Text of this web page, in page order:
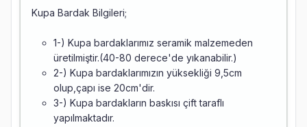
Kupa Bardak Bilgileri;
1-) Kupa bardaklarımız seramik malzemeden
üretilmiştir.(40-80 derece'de yıkanabilir.)
2-) Kupa bardaklarımızın yüksekliği 9,5cm
olup,çapı ise 20cm'dir.
3-) Kupa bardakların baskısı çift taraflı
yapılmaktadır.